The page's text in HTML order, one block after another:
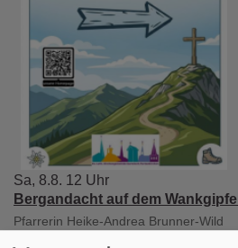
Sa, 8.8. 12 Uhr
Bergandacht auf dem Wankgipfel
Pfarrerin Heike-Andrea Brunner-Wild